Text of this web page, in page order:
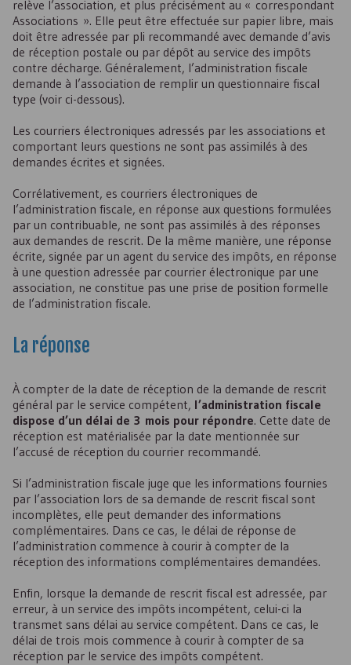
relève l’association, et plus précisément au « correspondant
Associations ». Elle peut être effectuée sur papier libre, mais
doit être adressée par pli recommandé avec demande d’avis
de réception postale ou par dépôt au service des impôts
contre décharge. Généralement, l’administration fiscale
demande à l’association de remplir un questionnaire fiscal
type (voir ci-dessous).
Les courriers électroniques adressés par les associations et
comportant leurs questions ne sont pas assimilés à des
demandes écrites et signées.
Corrélativement, es courriers électroniques de
l’administration fiscale, en réponse aux questions formulées
par un contribuable, ne sont pas assimilés à des réponses
aux demandes de rescrit. De la même manière, une réponse
écrite, signée par un agent du service des impôts, en réponse
à une question adressée par courrier électronique par une
association, ne constitue pas une prise de position formelle
de l’administration fiscale.
La réponse
À compter de la date de réception de la demande de rescrit
général par le service compétent, l’administration fiscale
dispose d’un délai de 3 mois pour répondre. Cette date de
réception est matérialisée par la date mentionnée sur
l’accusé de réception du courrier recommandé.
Si l’administration fiscale juge que les informations fournies
par l’association lors de sa demande de rescrit fiscal sont
incomplètes, elle peut demander des informations
complémentaires. Dans ce cas, le délai de réponse de
l’administration commence à courir à compter de la
réception des informations complémentaires demandées.
Enfin, lorsque la demande de rescrit fiscal est adressée, par
erreur, à un service des impôts incompétent, celui-ci la
transmet sans délai au service compétent. Dans ce cas, le
délai de trois mois commence à courir à compter de sa
réception par le service des impôts compétent.